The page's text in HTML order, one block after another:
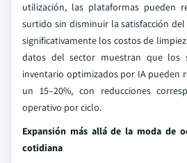
utilización, las plataformas pueden
surtido sin disminuir la satisfacción
significativamente los costos de
datos del sector muestran que los
inventario optimizados por IA pueden
un 15–20%, con reducciones
operativo por ciclo.
Expansión más allá de la moda de
cotidiana